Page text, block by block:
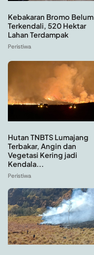
Kebakaran Bromo Belum
Terkendali, 520 Hektar
Lahan Terdampak
Peristiwa
Hutan TNBTS Lumajang
Terbakar, Angin dan
Vegetasi Kering jadi
Kendala...
Peristiwa